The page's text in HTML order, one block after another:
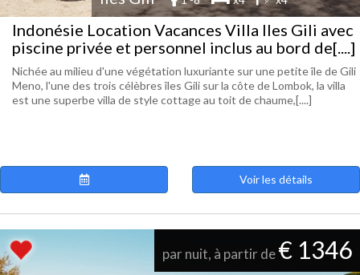
Indonésie Location Vacances Villa Iles Gili avec
piscine privée et personnel inclus au bord de[....]
Nichée au milieu d'une végétation luxuriante sur une petite île de Gili
Meno, l'une des trois célèbres îles Gili sur la côte de Lombok, la villa
est une superbe villa de style cottage au toit de chaume,[....]
Voir les détails
par nuit, à partir de€ 1346